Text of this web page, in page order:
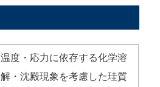
温度・応力に依存する化学溶
解・沈殿現象を考慮した珪質